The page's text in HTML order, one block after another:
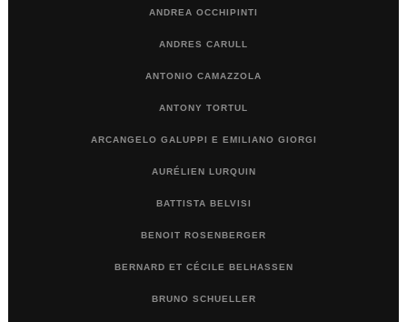
ANDREA OCCHIPINTI
ANDRES CARULL
ANTONIO CAMAZZOLA
ANTONY TORTUL
ARCANGELO GALUPPI E EMILIANO GIORGI
AURÉLIEN LURQUIN
BATTISTA BELVISI
BENOIT ROSENBERGER
BERNARD ET CÉCILE BELHASSEN
BRUNO SCHUELLER